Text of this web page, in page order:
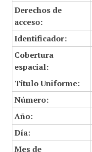
Derechos de
acceso:
Identificador:
Cobertura
espacial:
Título Uniforme:
Número:
Año:
Día:
Mes de